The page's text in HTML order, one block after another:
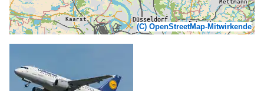
(C) OpenStreetMap-Mitwirkende